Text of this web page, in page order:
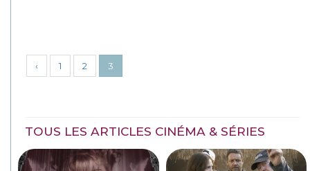
‹ 1 2 3
TOUS LES ARTICLES CINÉMA & SÉRIES